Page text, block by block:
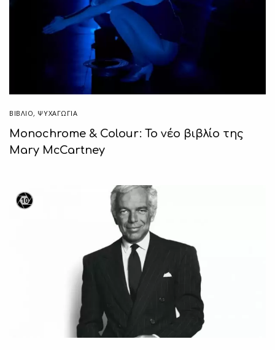
ΒΙΒΛΊΟ, ΨΥΧΑΓΩΓΙΑ
Monochrome & Colour: Το νέο βιβλίο της
Mary McCartney
10